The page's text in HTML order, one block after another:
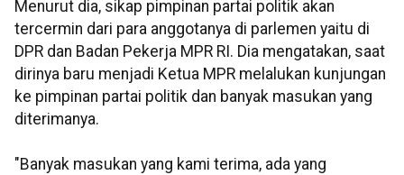
Menurut dia, sikap pimpinan partai politik akan
tercermin dari para anggotanya di parlemen yaitu di
DPR dan Badan Pekerja MPR RI. Dia mengatakan, saat
dirinya baru menjadi Ketua MPR melalukan kunjungan
ke pimpinan partai politik dan banyak masukan yang
diterimanya.
"Banyak masukan yang kami terima, ada yang